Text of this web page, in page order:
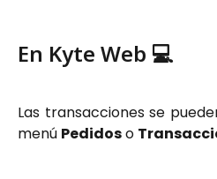
En Kyte Web 💻
Las transacciones se
menú Pedidoso